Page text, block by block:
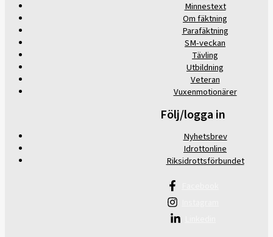
Minnestext
Om fäktning
Parafäktning
SM-veckan
Tävling
Utbildning
Veteran
Vuxenmotionärer
Följ/logga in
Nyhetsbrev
Idrottonline
Riksidrottsförbundet